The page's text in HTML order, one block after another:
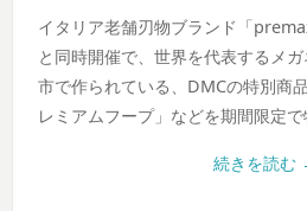
イタリア老舗刃物ブランド「
と同時開催で、世界を代表するメ
市で作られている、DMCの特別商
レミアムフープ」などを期間限定で
続きを読む